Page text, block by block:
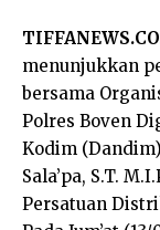
menunjukkan
bersama
Polres Boven
Kodim
Sala’pa, S.T.
Persatuan